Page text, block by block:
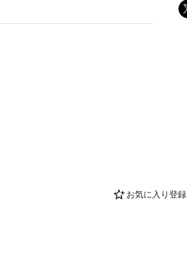
お気に入り登録
た日本語検定2回分の過去問題を収